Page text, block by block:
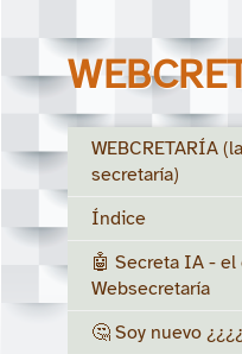
WEBCRETARÍA
secretaría)
Índice
🤖 Secreta IA -
Websecretaría
🤔 Soy nuevo